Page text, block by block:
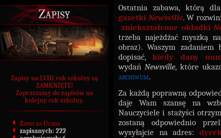
Zapisy
Zapisy na LVIII rok szkolny są
ZAMKNIĘTE!
Zapraszamy do zapisów na
kolejny rok szkolny.
Zapisy na Ucznia
zapisanych: 222
Ostatnia zabawa, którą
gazetki Newsville. W
zniekształcone okładki
trzeba najeżdżać myszką
obraz). Waszym zadaniem
dopisać,kiedy dany
wydańNewsville, które
archiwum.
Za każdą poprawną
daje Wam szansę na
Nauczyciele i stażyści
zostaną odpowiednio
wysyłajcie na adres: